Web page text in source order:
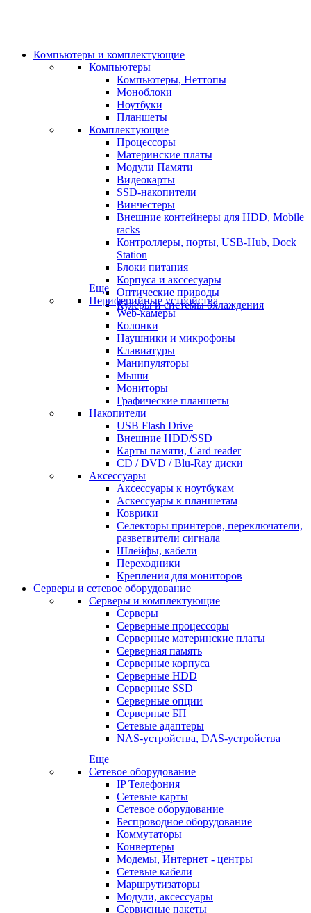
Компьютеры и комплектующие
Компьютеры
Компьютеры, Неттопы
Моноблоки
Ноутбуки
Планшеты
Комплектующие
Процессоры
Материнские платы
Модули Памяти
Видеокарты
SSD-накопители
Винчестеры
Внешние контейнеры для HDD, Mobile
racks
Контроллеры, порты, USB-Hub, Dock
Station
Блоки питания
Корпуса и акссесуары
Оптические приводы
Кулеры и системы охлаждения
Еще
Периферийные устройства
Web-камеры
Колонки
Наушники и микрофоны
Клавиатуры
Манипуляторы
Мыши
Мониторы
Графические планшеты
Накопители
USB Flash Drive
Внешние HDD/SSD
Карты памяти, Card reader
CD / DVD / Blu-Ray диски
Аксессуары
Аксессуары к ноутбукам
Аскессуары к планшетам
Коврики
Селекторы принтеров, переключатели,
разветвители сигнала
Шлейфы, кабели
Переходники
Крепления для мониторов
Серверы и сетевое оборудование
Серверы и комплектующие
Серверы
Серверные процессоры
Серверные материнские платы
Серверная память
Серверные корпуса
Серверные HDD
Серверные SSD
Серверные опции
Серверные БП
Сетевые адаптеры
NAS-устройства, DAS-устройства
Еще
Сетевое оборудование
IP Телефония
Сетевые карты
Сетевое оборудование
Беспроводное оборудование
Коммутаторы
Конвертеры
Модемы, Интернет - центры
Сетевые кабели
Маршрутизаторы
Модули, аксессуары
Сервисные пакеты